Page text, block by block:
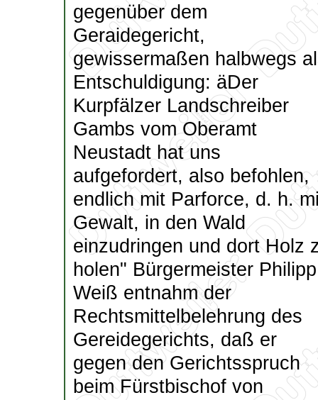
gegenüber dem
Geraidegericht,
gewissermaßen halbwegs
Entschuldigung: äDer
Kurpfälzer Landschreiber
Gambs vom Oberamt
Neustadt hat uns
aufgefordert, also befohlen,
endlich mit Parforce, d. h.
Gewalt, in den Wald
einzudringen und dort Holz
holen" Bürgermeister Philipp
Weiß entnahm der
Rechtsmittelbelehrung des
Gereidegerichts, daß er
gegen den Gerichtsspruch
beim Fürstbischof von